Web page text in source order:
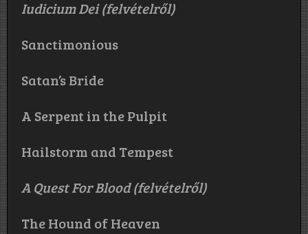
Iudicium Dei (felvételről)
Sanctimonious
Satan’s Bride
A Serpent in the Pulpit
Hailstorm and Tempest
A Quest For Blood (felvételről)
The Hound of Heaven